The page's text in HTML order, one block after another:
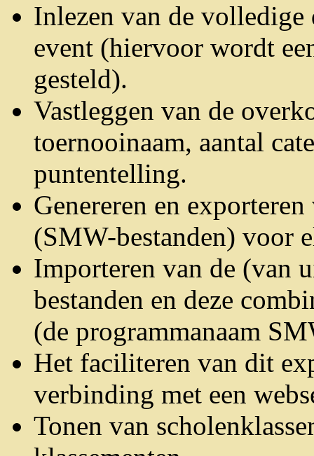
Inlezen van de
event (hiervoor wordt
gesteld).
Vastleggen van de
toernooinaam, aantal
puntentelling.
Genereren en
(SMW-bestanden) voor
Importeren van de (van
bestanden en deze
(de programmanaam
Het faciliteren van dit
verbinding met een
Tonen van